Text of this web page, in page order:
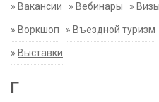
» Вакансии » Вебинары » Визы
» Воркшоп » Въездной туризм
» Выставки
Г